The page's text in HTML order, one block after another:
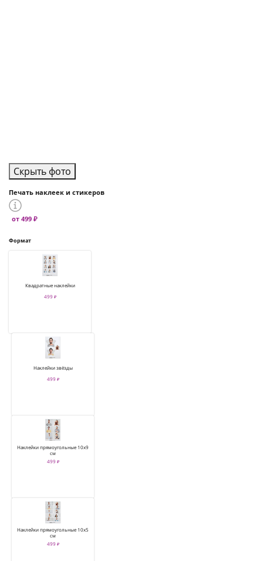
Скрыть фото
Печать наклеек и стикеров
от 499 ₽
Формат
Квадратные наклейки
499 ₽
Наклейки звёзды
499 ₽
Наклейки прямоугольные 10х9
см
499 ₽
Наклейки прямоугольные 10х5
см
499 ₽